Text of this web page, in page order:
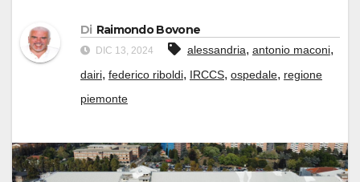
Di Raimondo Bovone
DIC 13, 2024 alessandria, antonio maconi,
dairi, federico riboldi, IRCCS, ospedale, regione
piemonte